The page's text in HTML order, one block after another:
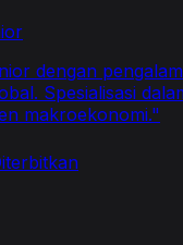
dengan
Spesialisasi
makroekonomi."